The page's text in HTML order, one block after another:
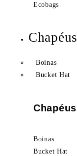
Ecobags
Chapéus
Boinas
Bucket Hat
Chapéus
Boinas
Bucket Hat